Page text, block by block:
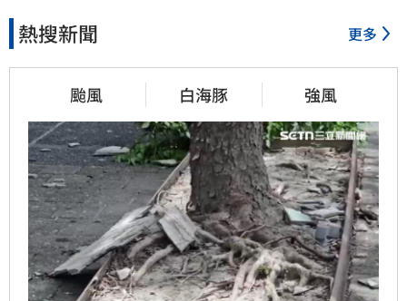
熱搜新聞 更多
颱風 白海豚 強風